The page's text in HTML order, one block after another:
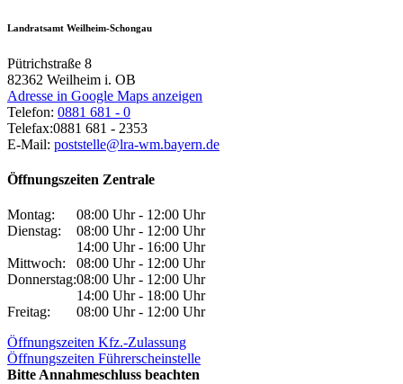
Landratsamt Weilheim-Schongau
Pütrichstraße 8
82362 Weilheim i. OB
Adresse in Google Maps anzeigen
Telefon: 0881 681 - 0
Telefax:0881 681 - 2353
E-Mail: poststelle@lra-wm.bayern.de
Öffnungszeiten Zentrale
Montag:
08:00 Uhr - 12:00 Uhr
Dienstag:
08:00 Uhr - 12:00 Uhr
14:00 Uhr - 16:00 Uhr
Mittwoch:
08:00 Uhr - 12:00 Uhr
Donnerstag:08:00 Uhr - 12:00 Uhr
14:00 Uhr - 18:00 Uhr
Freitag:
08:00 Uhr - 12:00 Uhr
Öffnungszeiten Kfz.-Zulassung
Öffnungszeiten Führerscheinstelle
Bitte Annahmeschluss beachten